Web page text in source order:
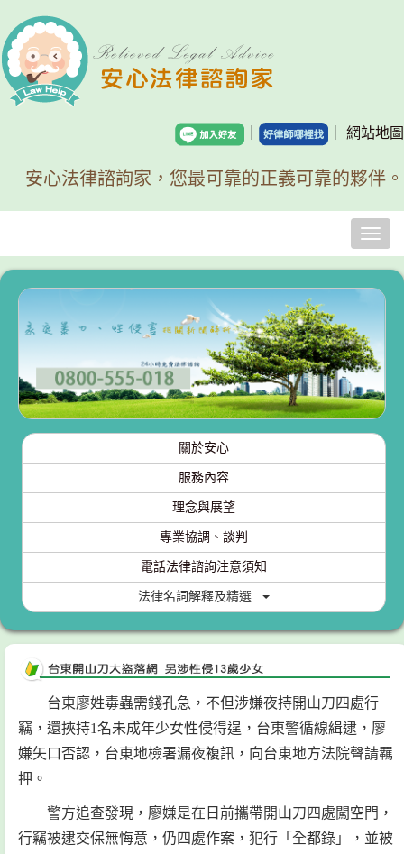
網站地圖
安心法律諮詢家，您最可靠的正義可靠的夥伴。
關於安心
服務內容
理念與展望
專業協調、談判
電話法律諮詢注意須知
法律名詞解釋及精選
台東廖姓毒蟲需錢孔急，不但涉嫌夜持開山刀四處行
竊，還挾持1名未成年少女性侵得逞，台東警循線緝逮，廖
嫌矢口否認，台東地檢署漏夜複訊，向台東地方法院聲請羈
押。
警方追查發現，廖嫌是在日前攜帶開山刀四處闖空門，
行竊被逮交保無悔意，仍四處作案，犯行「全都錄」，並被